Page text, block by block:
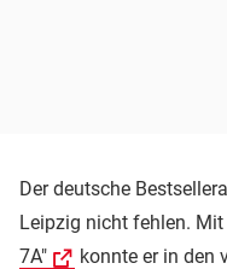
Der deutsche
Leipzig nicht fehlen.
7A"
konnte er in den